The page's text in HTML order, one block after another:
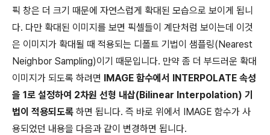
픽 창은 더 크기 때문에 자연스럽게 확대된 모습으로 보이게 됩니
다. 다만 확대된 이미지를 보면 픽셀들이 계단처럼 보이는데 이것
은 이미지가 확대될 때 적용되는 디폴트 기법이 샘플링(Nearest
Neighbor Sampling)이기 때문입니다. 만약 좀 더 부드러운 확대
이미지가 되도록 하려면 IMAGE 함수에서 INTERPOLATE 속성
을 1로 설정하여 2차원 선형 내삽(Bilinear Interpolation) 기
법이 적용되도록 하면 됩니다. 즉 바로 위에서 IMAGE 함수가 사
용되었던 내용을 다음과 같이 변경하면 됩니다.